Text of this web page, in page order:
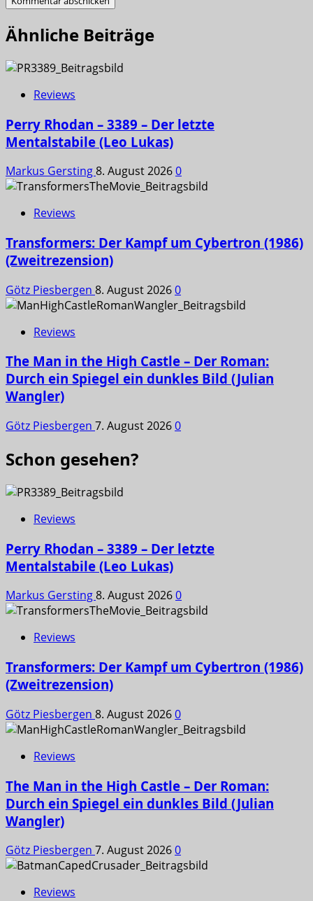
Ähnliche Beiträge
Reviews
Perry Rhodan – 3389 – Der letzte
Mentalstabile (Leo Lukas)
Markus Gersting8. August 20260
Reviews
Transformers: Der Kampf um Cybertron (1986)
(Zweitrezension)
Götz Piesbergen 8. August 20260
Reviews
The Man in the High Castle – Der Roman:
Durch ein Spiegel ein dunkles Bild (Julian
Wangler)
Götz Piesbergen 7. August 20260
Schon gesehen?
Reviews
Perry Rhodan – 3389 – Der letzte
Mentalstabile (Leo Lukas)
Markus Gersting8. August 20260
Reviews
Transformers: Der Kampf um Cybertron (1986)
(Zweitrezension)
Götz Piesbergen 8. August 20260
Reviews
The Man in the High Castle – Der Roman:
Durch ein Spiegel ein dunkles Bild (Julian
Wangler)
Götz Piesbergen 7. August 20260
Reviews